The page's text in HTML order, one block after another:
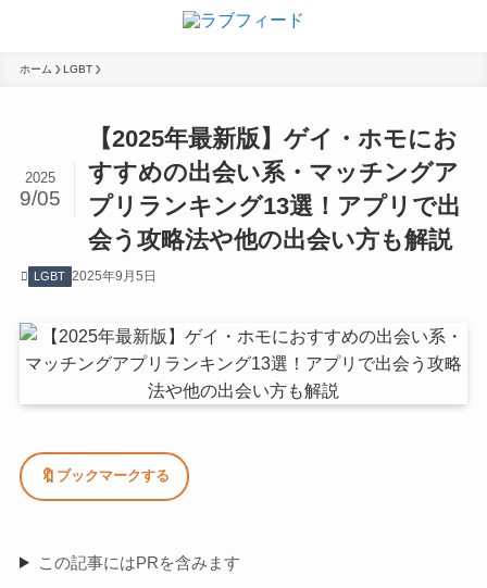
ホーム LGBT
【2025年最新版】ゲイ・ホモにお
すすめの出会い系・マッチングア
プリランキング13選！アプリで出
会う攻略法や他の出会い方も解説
2025
9/05
LGBT 2025年9月5日
🔖 ブックマークする
この記事にはPRを含みます